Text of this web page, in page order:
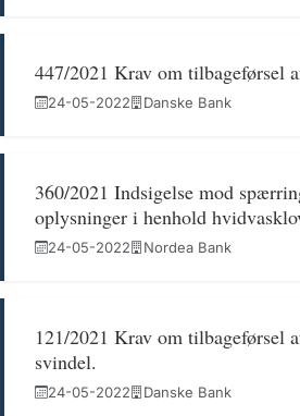
447/2021 Krav om tilbageførsel
24-05-2022 Danske Bank
360/2021 Indsigelse mod
oplysninger i henhold
24-05-2022 Nordea Bank
121/2021 Krav om tilbageførsel
svindel.
24-05-2022 Danske Bank